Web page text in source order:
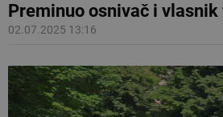
Preminuo osnivač i
02.07.2025 13:16